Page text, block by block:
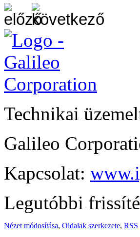
Technikai
Galileo
Kapcsolat:
Legutóbbi
Nézet módosítása, Oldalak szerkezete, RSS